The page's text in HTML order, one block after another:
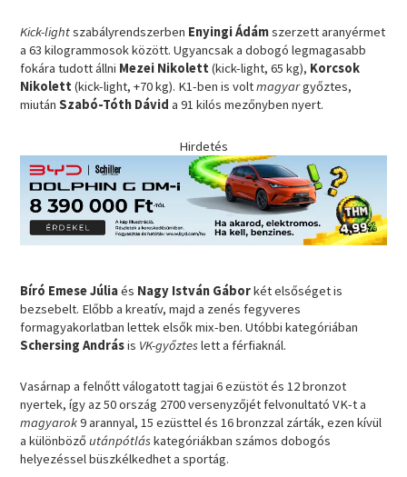
Kick-lightszabályrendszerben Enyingi Ádámszerzett aranyérmet
a 63 kilogrammosok között. Ugyancsak a dobogó legmagasabb
fokára tudott állni Mezei Nikolett(kick-light, 65 kg), Korcsok
Nikolett(kick-light, +70 kg). K1-ben is voltmagyargyőztes,
miutánSzabó-Tóth Dávida 91 kilós mezőnyben nyert.
Hirdetés
Bíró Emese Júliaés Nagy István Gáborkét elsőséget is
bezsebelt. Előbb a kreatív, majd a zenés fegyveres
formagyakorlatban lettek elsők mix-ben. Utóbbi kategóriában
Schersing Andrásis VK-győzteslett a férfiaknál.
Vasárnap a felnőtt válogatott tagjai 6 ezüstöt és 12 bronzot
nyertek, így az 50 ország 2700 versenyzőjét felvonultató VK-t a
magyarok9 arannyal, 15 ezüsttel és 16 bronzzal zárták, ezen kívül
a különbözőutánpótláskategóriákban számos dobogós
helyezéssel büszkélkedhet a sportág.